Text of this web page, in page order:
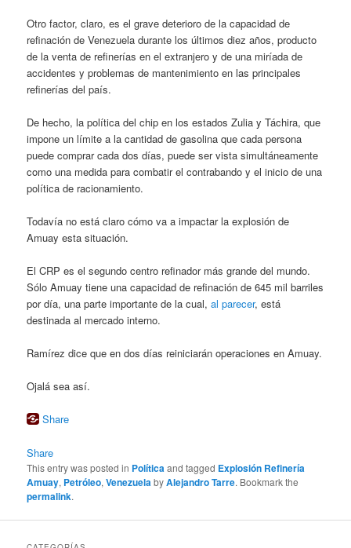
Otro factor, claro, es el grave deterioro de la capacidad de
refinación de Venezuela durante los últimos diez años, producto
de la venta de refinerías en el extranjero y de una miríada de
accidentes y problemas de mantenimiento en las principales
refinerías del país.
De hecho, la política del chip en los estados Zulia y Táchira, que
impone un límite a la cantidad de gasolina que cada persona
puede comprar cada dos días, puede ser vista simultáneamente
como una medida para combatir el contrabando y el inicio de una
política de racionamiento.
Todavía no está claro cómo va a impactar la explosión de
Amuay esta situación.
El CRP es el segundo centro refinador más grande del mundo.
Sólo Amuay tiene una capacidad de refinación de 645 mil barriles
por día, una parte importante de la cual,al parecer, está
destinada al mercado interno.
Ramírez dice que en dos días reiniciarán operaciones en Amuay.
Ojalá sea así.
Share
Share
This entry was posted in Política and tagged Explosión Refinería
Amuay, Petróleo,Venezuela byAlejandro Tarre. Bookmark the
permalink.